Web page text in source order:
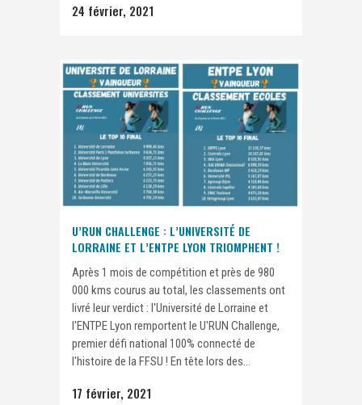
24 février, 2021
U’RUN CHALLENGE : L’UNIVERSITÉ DE
LORRAINE ET L’ENTPE LYON TRIOMPHENT !
Après 1 mois de compétition et près de 980
000 kms courus au total, les classements ont
livré leur verdict : l'Université de Lorraine et
l'ENTPE Lyon remportent le U'RUN Challenge,
premier défi national 100% connecté de
l'histoire de la FFSU ! En tête lors des...
17 février, 2021